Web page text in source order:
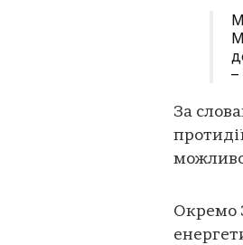
–
За
Окремо